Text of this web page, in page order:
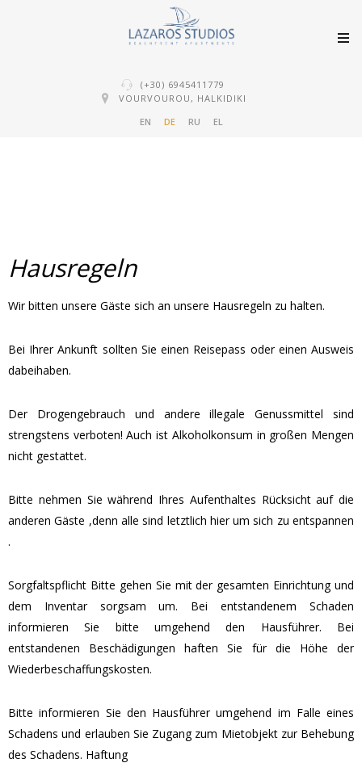
EN DE RU EL
(+30) 6945411779
VOURVOUROU, HALKIDIKI
Hausregeln
Wir bitten unsere Gäste sich an unsere Hausregeln zu halten.
Bei Ihrer Ankunft sollten Sie einen Reisepass oder einen Ausweis
dabeihaben.
Der Drogengebrauch und andere illegale Genussmittel sind
strengstens verboten! Auch ist Alkoholkonsum in großen Mengen
nicht gestattet.
Bitte nehmen Sie während Ihres Aufenthaltes Rücksicht auf die
anderen Gäste ,denn alle sind letztlich hier um sich zu entspannen
.
Sorgfaltspflicht Bitte gehen Sie mit der gesamten Einrichtung und
dem Inventar sorgsam um. Bei entstandenem Schaden
informieren Sie bitte umgehend den Hausführer. Bei
entstandenen Beschädigungen haften Sie für die Höhe der
Wiederbeschaffungskosten.
Bitte informieren Sie den Hausführer umgehend im Falle eines
Schadens und erlauben Sie Zugang zum Mietobjekt zur Behebung
des Schadens. Haftung